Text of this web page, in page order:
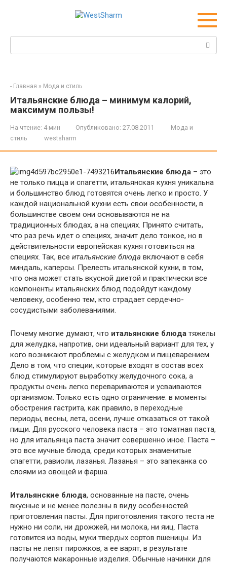
- Главная » Мода и стиль
Итальянские блюда – минимум калорий,
максимум пользы!
На чтение: 4 мин Опубликовано: 27.08.2011
Мода и
стиль
westsharm
Итальянские блюда – это
не только пицца и спагетти, итальянская кухня уникальна
и большинство блюд готовятся очень легко и просто. У
каждой национальной кухни есть свои особенности, в
большинстве своем они основываются не на
традиционных блюдах, а на специях. Принято считать,
что раз речь идет о специях, значит дело тонкое, но в
действительности европейская кухня готовиться на
специях. Так, все итальянские блюда включают в себя
миндаль, каперсы. Прелесть итальянской кухни, в том,
что она может стать вкусной диетой и практически все
компоненты итальянских блюд подойдут каждому
человеку, особенно тем, кто страдает сердечно-
сосудистыми заболеваниями.
Почему многие думают, что итальянские блюда тяжелы
для желудка, напротив, они идеальный вариант для тех, у
кого возникают проблемы с желудком и пищеварением.
Дело в том, что специи, которые входят в состав всех
блюд стимулируют выработку желудочного сока, а
продукты очень легко перевариваются и усваиваются
организмом. Только есть одно ограничение: в моменты
обострения гастрита, как правило, в переходные
периоды, весны, лета, осени, лучше отказаться от такой
пищи. Для русского человека паста – это томатная паста,
но для итальянца паста значит совершенно иное. Паста –
это все мучные блюда, среди которых знаменитые
спагетти, равиоли, лазанья. Лазанья – это запеканка со
слоями из овощей и фарша.
Итальянские блюда, основанные на пасте, очень
вкусные и не менее полезны в виду особенностей
приготовления пасты. Для приготовления такого теста не
нужно ни соли, ни дрожжей, ни молока, ни яиц. Паста
готовится из воды, муки твердых сортов пшеницы. Из
пасты не лепят пирожков, а ее варят, в результате
получаются макаронные изделия. Обычные начинки для